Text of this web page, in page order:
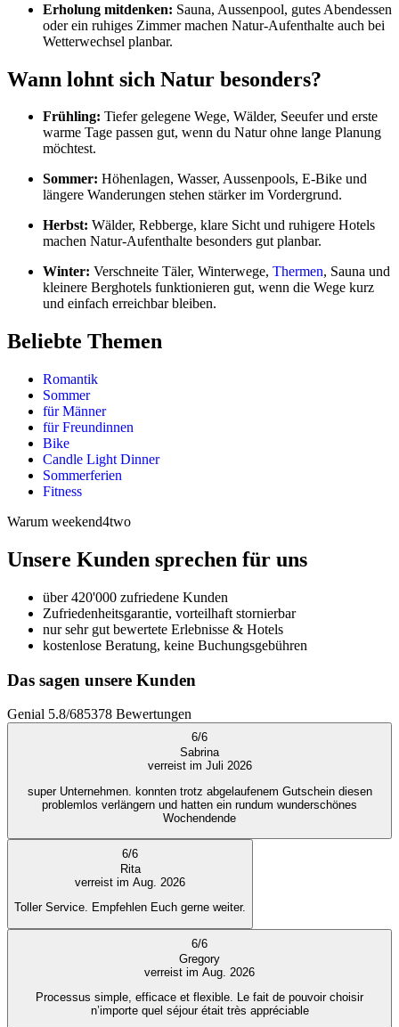
Erholung mitdenken: Sauna, Aussenpool, gutes Abendessen
oder ein ruhiges Zimmer machen Natur-Aufenthalte auch bei
Wetterwechsel planbar.
Wann lohnt sich Natur besonders?
Frühling: Tiefer gelegene Wege, Wälder, Seeufer und erste
warme Tage passen gut, wenn du Natur ohne lange Planung
möchtest.
Sommer: Höhenlagen, Wasser, Aussenpools, E-Bike und
längere Wanderungen stehen stärker im Vordergrund.
Herbst: Wälder, Rebberge, klare Sicht und ruhigere Hotels
machen Natur-Aufenthalte besonders gut planbar.
Winter: Verschneite Täler, Winterwege, Thermen, Sauna und
kleinere Berghotels funktionieren gut, wenn die Wege kurz
und einfach erreichbar bleiben.
Beliebte Themen
Romantik
Sommer
für Männer
für Freundinnen
Bike
Candle Light Dinner
Sommerferien
Fitness
Warum weekend4two
Unsere Kunden sprechen für uns
über 420'000 zufriedene Kunden
Zufriedenheitsgarantie, vorteilhaft stornierbar
nur sehr gut bewertete Erlebnisse & Hotels
kostenlose Beratung, keine Buchungsgebühren
Das sagen unsere Kunden
Genial 5.8/685378 Bewertungen
6/6
Sabrina
verreist im Juli 2026
super Unternehmen. konnten trotz abgelaufenem Gutschein diesen
problemlos verlängern und hatten ein rundum wunderschönes
Wochendende
6/6
Rita
verreist im Aug. 2026
Toller Service. Empfehlen Euch gerne weiter.
6/6
Gregory
verreist im Aug. 2026
Processus simple, efficace et flexible. Le fait de pouvoir choisir
n’importe quel séjour était très appréciable